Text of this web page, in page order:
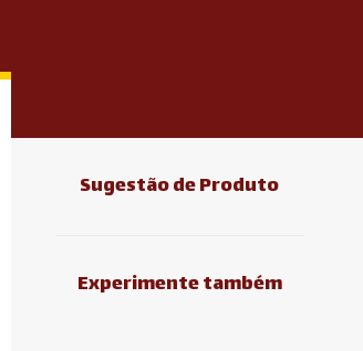
Sugestão de Produto
Experimente também